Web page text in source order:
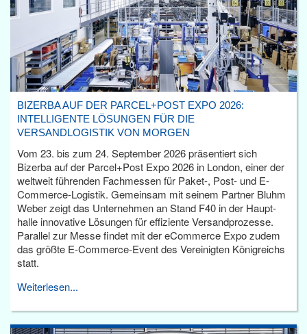
BIZERBA AUF DER PARCEL+POST EXPO 2026:
INTELLIGENTE LÖSUNGEN FÜR DIE
VERSANDLOGISTIK VON MORGEN
Vom 23. bis zum 24. September 2026 präsentiert sich
Bizerba auf der Parcel+Post Expo 2026 in London, einer der
weltweit führenden Fachmessen für Paket-, Post- und E-
Commerce-Logistik. Gemeinsam mit seinem Partner Bluhm
Weber zeigt das Unternehmen an Stand F40 in der Haupt­
halle innovative Lösungen für effiziente Versandprozesse.
Parallel zur Messe findet mit der eCommerce Expo zudem
das größte E-Commerce-Event des Vereinigten Königreichs
statt.
Weiterlesen...